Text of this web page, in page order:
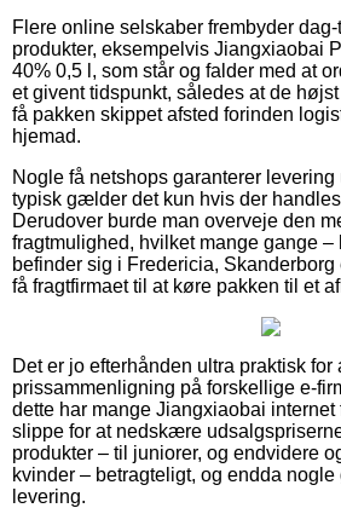
Flere online selskaber frembyder
produkter, eksempelvis Jiangxiaobai
40% 0,5 l, som står og falder med at
et givent tidspunkt, således at de
få pakken skippet afsted forinden
hjemad.
Nogle få netshops garanterer levering
typisk gælder det kun hvis der
Derudover burde man overveje den
fragtmulighed, hvilket mange gange –
befinder sig i Fredericia,
få fragtfirmaet til at køre pakken til et
Det er jo efterhånden ultra praktisk
prissammenligning på forskellige e-
dette har mange Jiangxiaobai
slippe for at nedskære
produkter – til juniorer, og endvidere
kvinder – betragteligt, og endda nogle
levering.